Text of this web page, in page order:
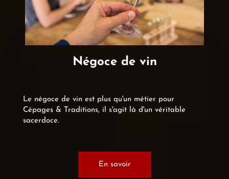
Négoce de vin
Le négoce de vin est plus qu'un métier pour
Cépages & Traditions, il s'agit là d'un véritable
sacerdoce.
En savoir